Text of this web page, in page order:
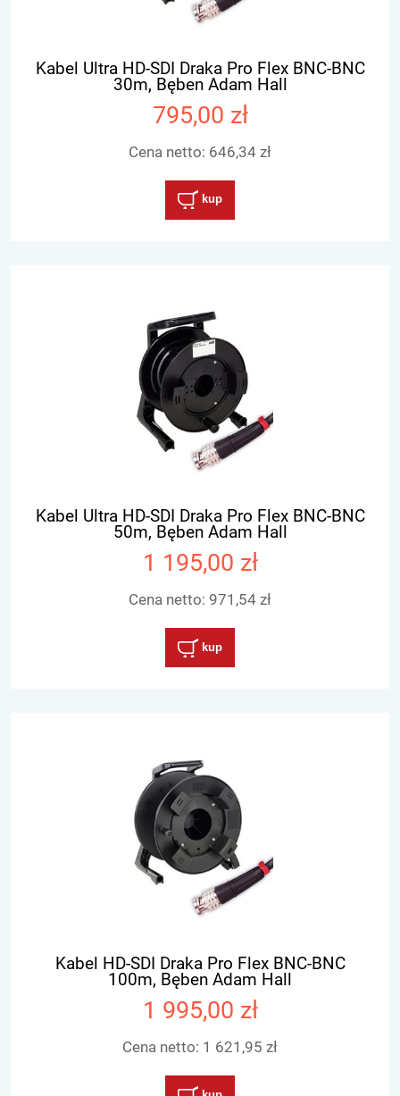
Kabel Ultra HD-SDI Draka Pro Flex BNC-BNC
30m, Bęben Adam Hall
795,00 zł
Cena netto: 646,34 zł
kup
Kabel Ultra HD-SDI Draka Pro Flex BNC-BNC
50m, Bęben Adam Hall
1 195,00 zł
Cena netto: 971,54 zł
kup
Kabel HD-SDI Draka Pro Flex BNC-BNC
100m, Bęben Adam Hall
1 995,00 zł
Cena netto: 1 621,95 zł